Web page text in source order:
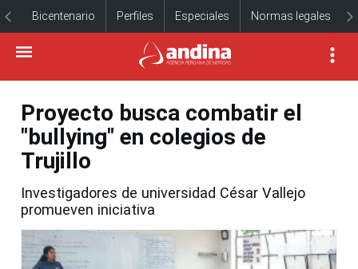
Bicentenario Perfiles Especiales Normas legales
Proyecto busca combatir el
"bullying" en colegios de
Trujillo
Investigadores de universidad César Vallejo
promueven iniciativa